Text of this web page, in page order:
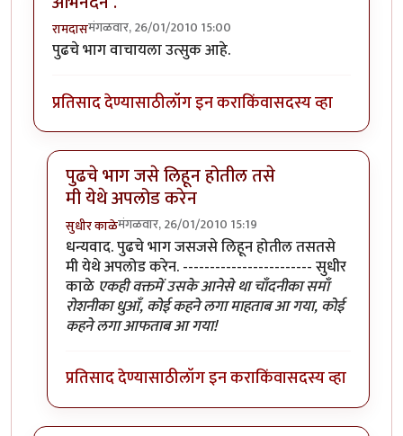
रामदासमंगळवार, 26/01/2010 15:00
पुढचे भाग वाचायला उत्सुक आहे.
प्रतिसाद देण्यासाठीलॉग इन कराकिंवासदस्य व्हा
पुढचे भाग जसे लिहून होतील तसे
मी येथे अपलोड करेन
सुधीर काळेमंगळवार, 26/01/2010 15:19
In reply toअभिनंदन .byरामदास
धन्यवाद. पुढचे भाग जसजसे लिहून होतील तसतसे
मी येथे अपलोड करेन. ------------------------ सुधीर
काळे एकही वक्तमें उसके आनेसे था चाँदनीका समाँ
रोशनीका धुआँ, कोई कहने लगा माहताब आ गया, कोई
कहने लगा आफताब आ गया!
प्रतिसाद देण्यासाठीलॉग इन कराकिंवासदस्य व्हा